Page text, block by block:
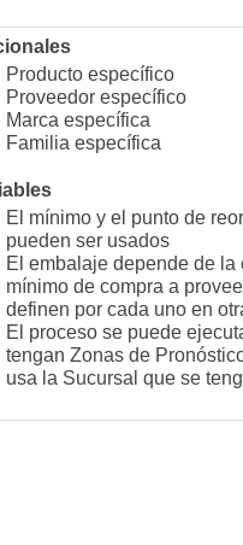
Producto específico
Proveedor específico
Marca específica
Familia específica
El mínimo y el punto de
pueden ser usados
El embalaje depende de la
mínimo de compra a
definen por cada uno en
El proceso se puede
tengan Zonas de
usa la Sucursal que se